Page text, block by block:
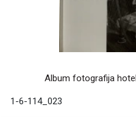
Album fotografija
1-6-114_023